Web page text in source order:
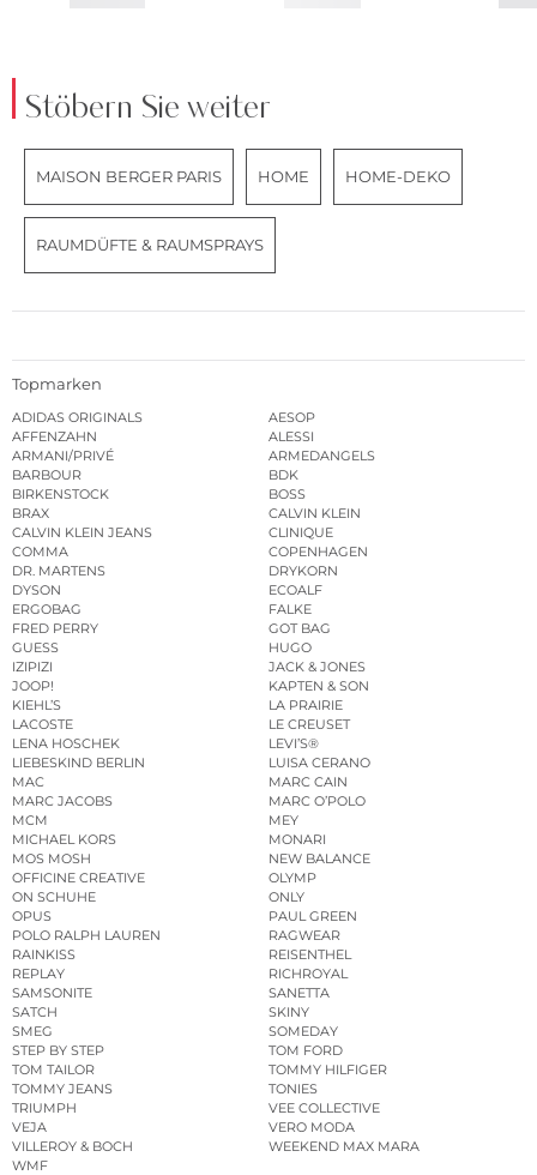
Stöbern Sie weiter
MAISON BERGER PARIS HOME HOME-DEKO
RAUMDÜFTE & RAUMSPRAYS
Topmarken
ADIDAS ORIGINALS
AESOP
AFFENZAHN
ALESSI
ARMANI/PRIVÉ
ARMEDANGELS
BARBOUR
BDK
BIRKENSTOCK
BOSS
BRAX
CALVIN KLEIN
CALVIN KLEIN JEANS
CLINIQUE
COMMA
COPENHAGEN
DR. MARTENS
DRYKORN
DYSON
ECOALF
ERGOBAG
FALKE
FRED PERRY
GOT BAG
GUESS
HUGO
IZIPIZI
JACK & JONES
JOOP!
KAPTEN & SON
KIEHL’S
LA PRAIRIE
LACOSTE
LE CREUSET
LENA HOSCHEK
LEVI’S®
LIEBESKIND BERLIN
LUISA CERANO
MAC
MARC CAIN
MARC JACOBS
MARC O’POLO
MCM
MEY
MICHAEL KORS
MONARI
MOS MOSH
NEW BALANCE
OFFICINE CREATIVE
OLYMP
ON SCHUHE
ONLY
OPUS
PAUL GREEN
POLO RALPH LAUREN
RAGWEAR
RAINKISS
REISENTHEL
REPLAY
RICHROYAL
SAMSONITE
SANETTA
SATCH
SKINY
SMEG
SOMEDAY
STEP BY STEP
TOM FORD
TOM TAILOR
TOMMY HILFIGER
TOMMY JEANS
TONIES
TRIUMPH
VEE COLLECTIVE
VEJA
VERO MODA
VILLEROY & BOCH
WEEKEND MAX MARA
WMF